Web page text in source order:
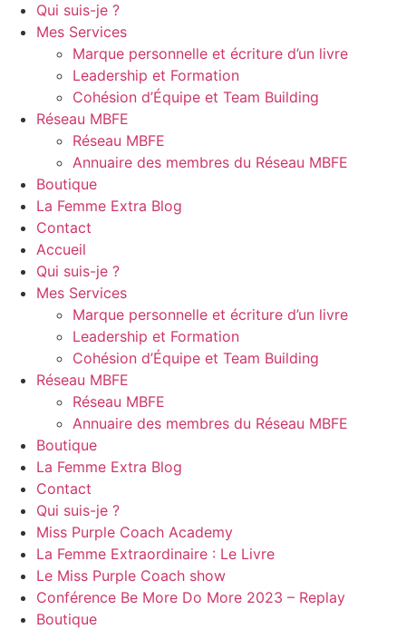
Qui suis-je ?
Mes Services
Marque personnelle et écriture d’un livre
Leadership et Formation
Cohésion d’Équipe et Team Building
Réseau MBFE
Réseau MBFE
Annuaire des membres du Réseau MBFE
Boutique
La Femme Extra Blog
Contact
Accueil
Qui suis-je ?
Mes Services
Marque personnelle et écriture d’un livre
Leadership et Formation
Cohésion d’Équipe et Team Building
Réseau MBFE
Réseau MBFE
Annuaire des membres du Réseau MBFE
Boutique
La Femme Extra Blog
Contact
Qui suis-je ?
Miss Purple Coach Academy
La Femme Extraordinaire : Le Livre
Le Miss Purple Coach show
Conférence Be More Do More 2023 – Replay
Boutique